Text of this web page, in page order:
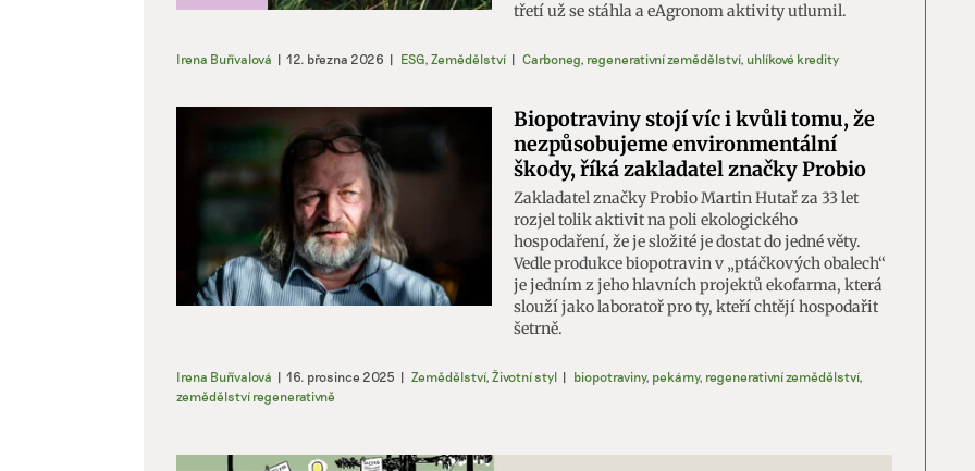
třetí už se stáhla a eAgronom aktivity utlumil.
Irena Buřívalová | 12. března 2026 | ESG, Zemědělství | Carboneg, regenerativní zemědělství, uhlíkové kredity
Biopotraviny stojí víc i kvůli tomu, že
nezpůsobujeme environmentální
škody, říká zakladatel značky Probio
Zakladatel značky Probio Martin Hutař za 33 let
rozjel tolik aktivit na poli ekologického
hospodaření, že je složité je dostat do jedné věty.
Vedle produkce biopotravin v „ptáčkových obalech“
je jedním z jeho hlavních projektů ekofarma, která
slouží jako laboratoř pro ty, kteří chtějí hospodařit
šetrně.
Irena Buřívalová | 16. prosince 2025 | Zemědělství, Životní styl | biopotraviny, pekárny, regenerativní zemědělství,
zemědělství regenerativně